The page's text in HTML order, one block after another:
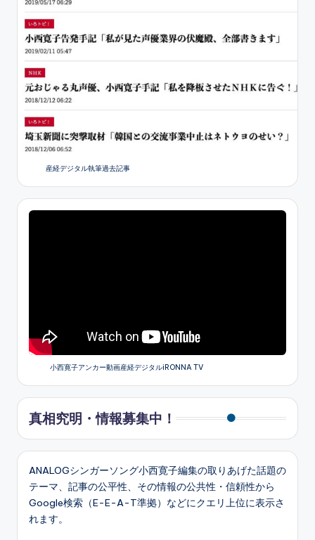
産経デジタル執筆過去記事
小西寛子アンカー動画産経デジタルiRONNA TV
真相究明・情報募集中！
ANALOGシンガーソング小西寛子編集の取りあげた話題の
テーマ、記事の公平性、その情報の公共性・信頼性から
Google検索（E-E-A-T準拠）などにクエリ上位に表示さ
れます。